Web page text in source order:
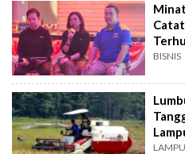
BISNIS